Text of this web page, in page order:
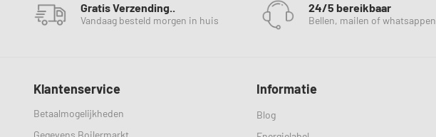
Gratis Verzending..
Vandaag besteld morgen in huis
24/5 bereikbaar
Bellen, mailen of whatsappen
Klantenservice
Betaalmogelijkheden
Gegevens Boilermarkt
Informatie
Blog